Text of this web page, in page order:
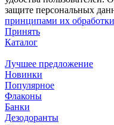
защите персональных
принципами их
Принять
Каталог
Лучшее предложение
Новинки
Популярное
Флаконы
Банки
Дезодоранты